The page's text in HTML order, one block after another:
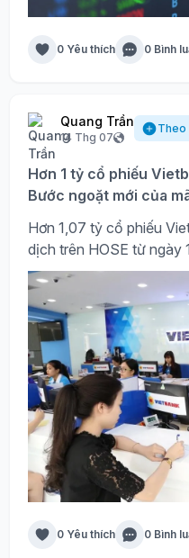
0 Yêu thích 0 Bình
Quang Trần
14 Thg 07
Theo
Hơn 1 tỷ cổ phiếu
Bước ngoặt mới của
Hơn 1,07 tỷ cổ phiếu
dịch trên HOSE từ ngày
0 Yêu thích 0 Bình